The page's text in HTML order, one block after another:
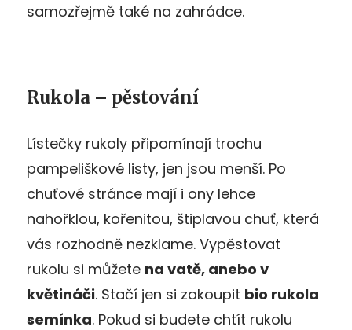
samozřejmě také na zahrádce.
Rukola – pěstování
Lístečky rukoly připomínají trochu
pampeliškové listy, jen jsou menší. Po
chuťové stránce mají i ony lehce
nahořklou, kořenitou, štiplavou chuť, která
vás rozhodně nezklame. Vypěstovat
rukolu si můžete na vatě, anebo v
květináči. Stačí jen si zakoupit bio rukola
semínka. Pokud si budete chtít rukolu